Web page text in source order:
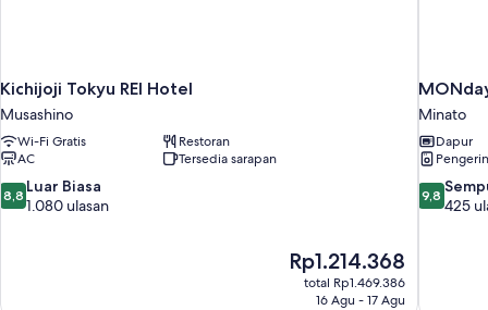
Kichijoji Tokyu REI Hotel
Musashino
Wi-Fi Gratis
Restoran
AC
Tersedia sarapan
8.8
dari
8,8 Luar Biasa
1.080 ulasan
Harga
sekarang
Rp1.214.368
Rp1.214.368
total Rp1.469.386
16 Agu - 17 Agu
Minato
Dapur
9.8
dari
9,8
425